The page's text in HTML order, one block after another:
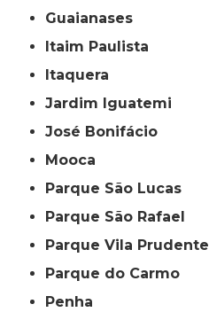
Guaianases
Itaim Paulista
Itaquera
Jardim Iguatemi
José Bonifácio
Mooca
Parque São Lucas
Parque São Rafael
Parque Vila Prudente
Parque do Carmo
Penha